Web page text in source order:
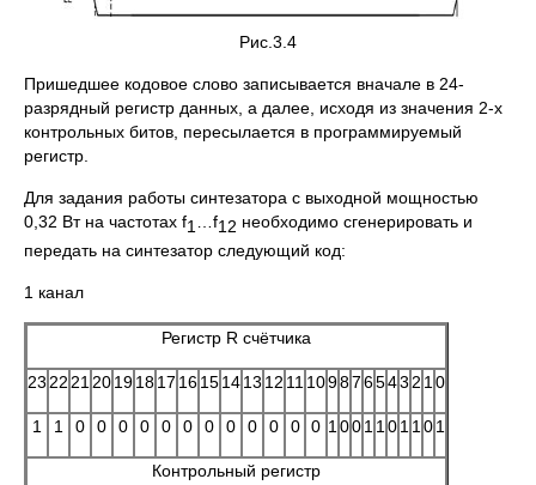
Рис.3.4
Пришедшее кодовое слово записывается вначале в 24-
разрядный регистр данных, а далее, исходя из значения 2-х
контрольных битов, пересылается в программируемый
регистр.
Для задания работы синтезатора с выходной мощностью
0,32 Вт на частотах f1 …f12 необходимо сгенерировать и
передать на синтезатор следующий код:
1 канал
Регистр R счётчика
23 22 21 20191817 16151413 12 11 109876543 2 1 0
1 1 0 0 0 0 0 0 0 0 0 0 0 0 1 001 1 01 1 01
Контрольный регистр